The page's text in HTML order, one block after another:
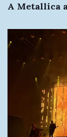
A Metallica